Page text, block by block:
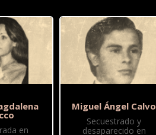
en
Miguel Ángel Calvo
Secuestrado y
desaparecido en